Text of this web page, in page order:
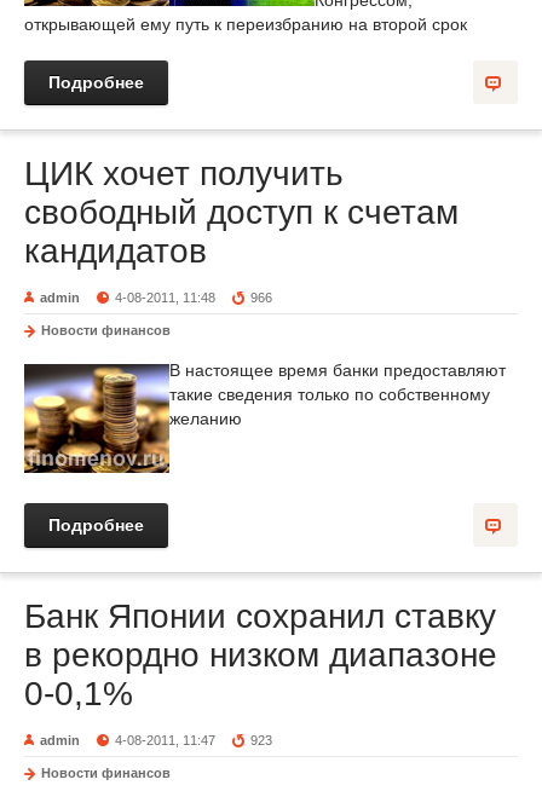
открывающей ему путь к переизбранию на второй срок
Подробнее
ЦИК хочет получить
свободный доступ к счетам
кандидатов
admin 4-08-2011, 11:48 966
Новости финансов
В настоящее время банки предоставляют
такие сведения только по собственному
желанию
Подробнее
Банк Японии сохранил ставку
в рекордно низком диапазоне
0-0,1%
admin 4-08-2011, 11:47 923
Новости финансов